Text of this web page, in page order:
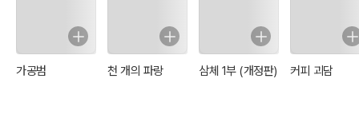
가공범 천 개의 파랑 삼체 1부 (개정판) 커피 괴담